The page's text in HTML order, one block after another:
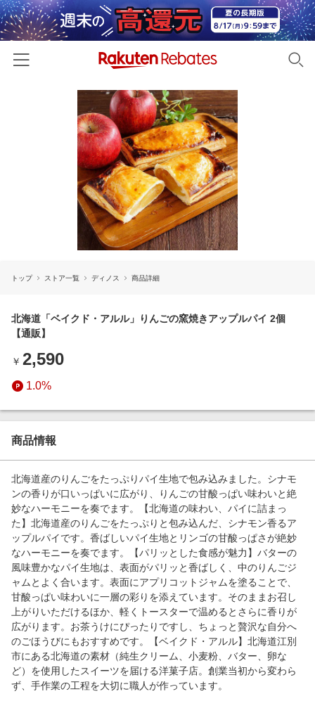
カテゴリー一覧
百貨店・総合ECモール
ファッション・インナー・小物
食品・スイーツ・お酒
日用品・キッチン用品
コスメ・健康・医薬品
キッズ・ベビー用品
エンタメ
インテリア・寝具
ペット・花・DIY・車
旅行・レジャー・ホテル予約
生活・お役立ち
金融・マネー・保険
デジタルコンテンツ
ビジネス・その他サービス
イベント一覧
リーベイツ注目ストア
初回購入者限定特典
対象ストア新規限定特典
電子書籍特集
楽天サービス特集
旅行特集
わくわく夏特集
Apple公式サイト×楽天カード分割払い
Qoo10メガポ
週末の高還元 夏の長期版
トップ ストア一覧 ディノス 商品詳細
北海道「ベイクド・アルル」りんごの窯焼きアップルパイ 2個
【通販】
￥ 2,590
1.0%
商品情報
北海道産のりんごをたっぷりパイ生地で包み込みました。シナモ
ンの香りが口いっぱいに広がり、りんごの甘酸っぱい味わいと絶
妙なハーモニーを奏でます。【北海道の味わい、パイに詰まっ
た】北海道産のりんごをたっぷりと包み込んだ、シナモン香るア
ップルパイです。香ばしいパイ生地とリンゴの甘酸っぱさが絶妙
なハーモニーを奏でます。【パリッとした食感が魅力】バターの
風味豊かなパイ生地は、表面がパリッと香ばしく、中のりんごジ
ャムとよく合います。表面にアプリコットジャムを塗ることで、
甘酸っぱい味わいに一層の彩りを添えています。そのままお召し
上がりいただけるほか、軽くトースターで温めるとさらに香りが
広がります。お茶うけにぴったりですし、ちょっと贅沢な自分へ
のごほうびにもおすすめです。【ベイクド・アルル】北海道江別
市にある北海道の素材（純生クリーム、小麦粉、バター、卵な
ど）を使用したスイーツを届ける洋菓子店。創業当初から変わら
ず、手作業の工程を大切に職人が作っています。